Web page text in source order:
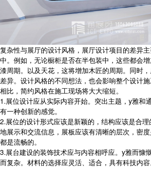
复杂性与展厅的设计风格，展厅设计项目的差异
中。例如，无论橱柜是否在半包装中，这些都会
漆周期。以及天花，这将增加木匠的周期。同时
差异。设计风格的不同想法，也会影响整个设计
相比，简约风格在施工现场将大大缩短。
1.展位设计应从实际内容开始。突出主题，y雅和
有一种创新的感觉。
2.展位的设计形式应该是新颖的，结构应该是合
地展示和交流信息，展板应该有清晰的层次，密
都是流畅的。
3.展台建设的装饰技术应与内容相呼应。y雅而慷
而复杂。材料的选择应灵活、适合，具有科技内